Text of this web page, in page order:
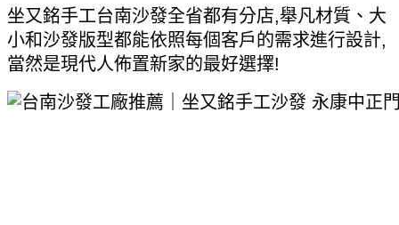
坐又銘手工台南沙發全省都有分店,舉凡材質、大
小和沙發版型都能依照每個客戶的需求進行設計,
當然是現代人佈置新家的最好選擇!